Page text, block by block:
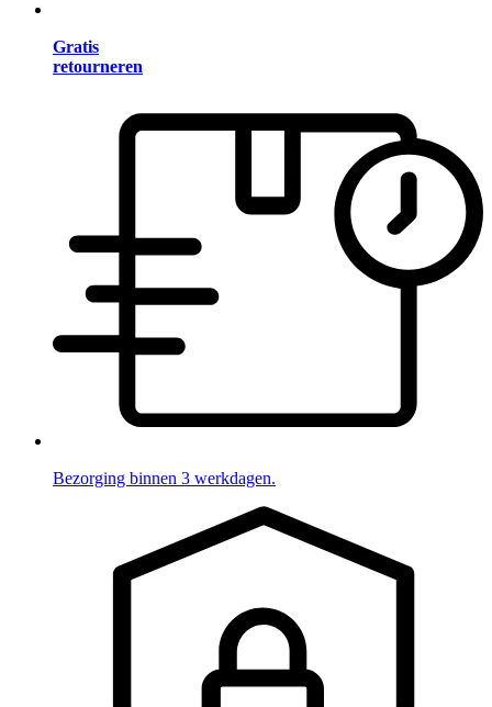
Gratis
retourneren
Bezorging binnen 3 werkdagen.